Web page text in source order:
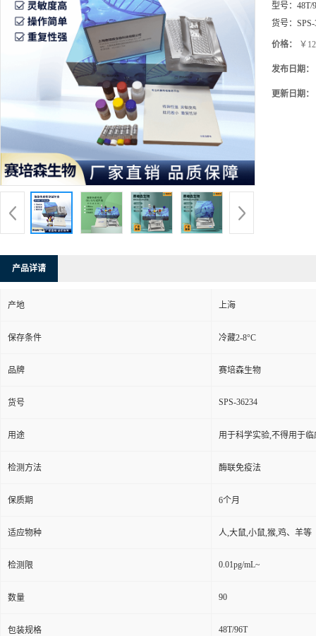
型号： 48T/
货号：
价格： ￥
发布日期：
更新日期：
产品详请
产地 上海
保存条件 冷藏2-8°C
品牌 赛培森生物
货号 SPS-36234
用途 用于科学实验,不得用于临
检测方法 酶联免疫法
保质期 6个月
适应物种 人,大鼠,小鼠,猴,鸡、羊等
检测限 0.01pg/mL~
数量 90
包装规格 48T/96T